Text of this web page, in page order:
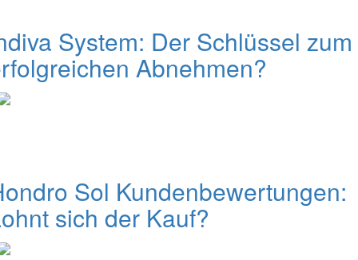
System: Der Schlüssel zum
Abnehmen?
Sol Kundenbewertungen:
sich der Kauf?